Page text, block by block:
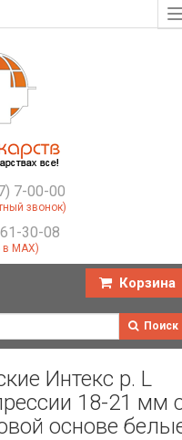
7-00-00
звонок)
30-08
MAX)
Корзина
Поиск
Интекс р. L
18-21 мм
основе